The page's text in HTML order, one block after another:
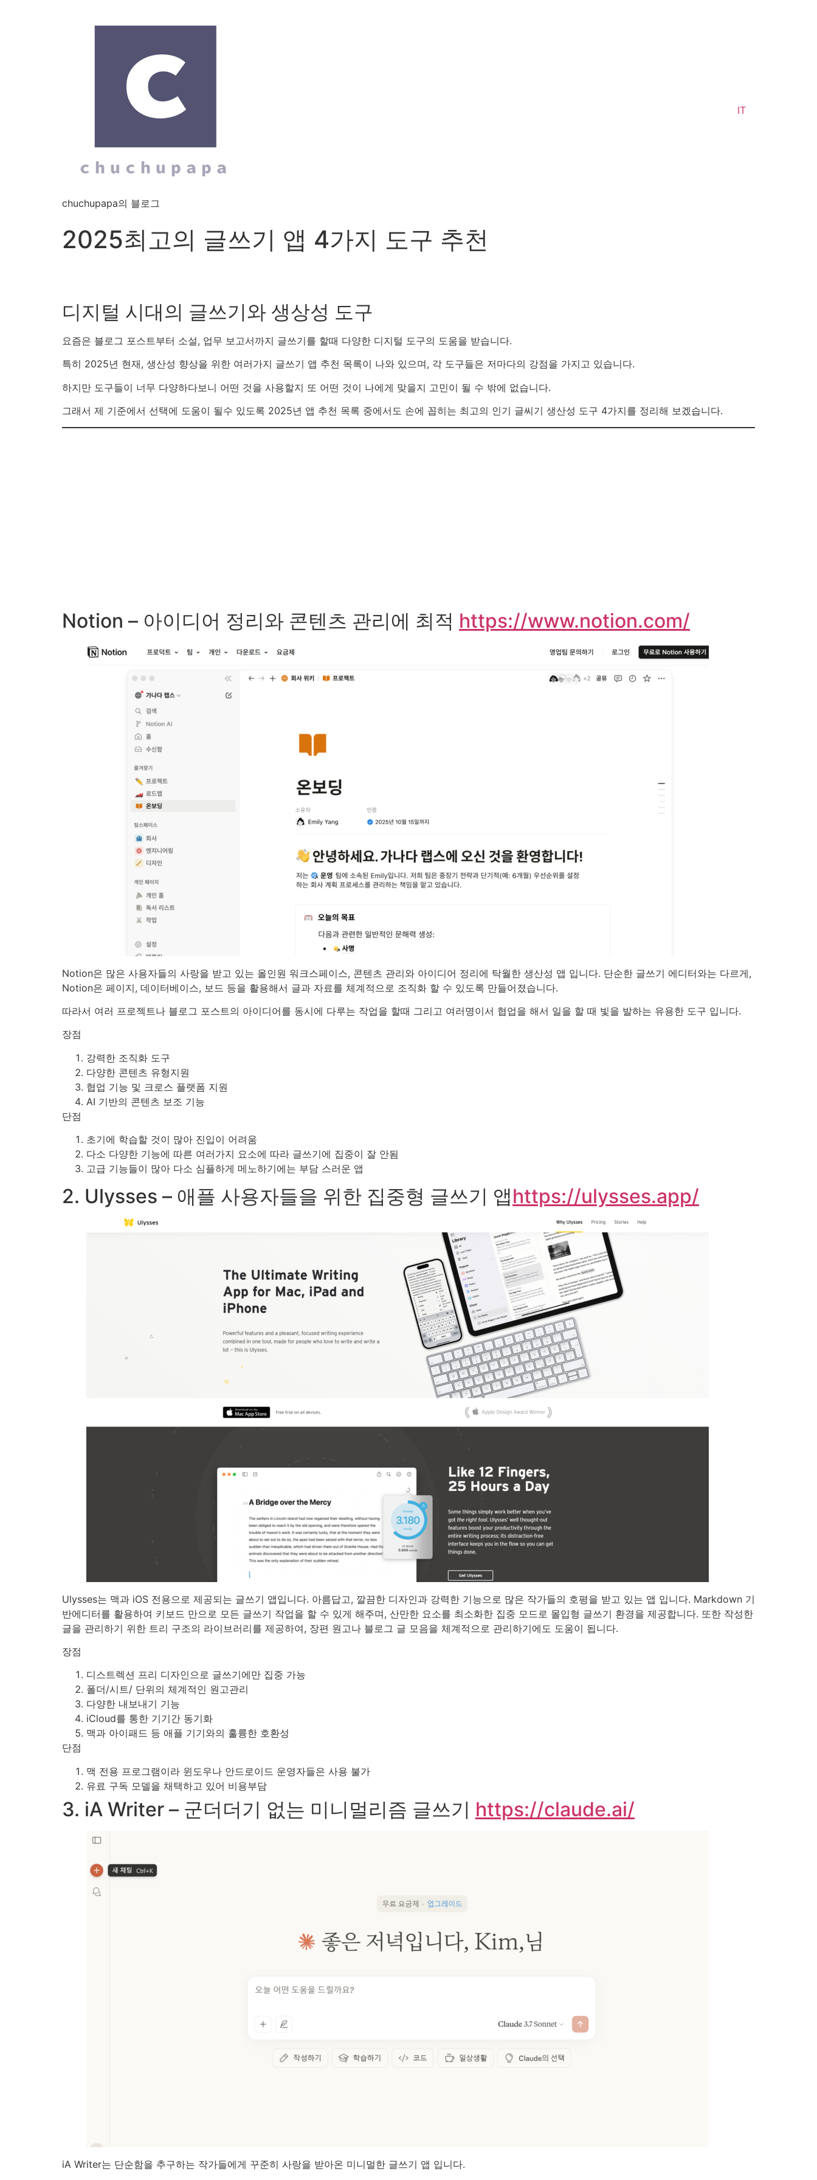
chuchupapa의 블로그
IT
2025최고의 글쓰기 앱 4가지 도구 추천
디지털 시대의 글쓰기와 생상성 도구
요즘은 블로그 포스트부터 소설, 업무 보고서까지 글쓰기를 할때 다양한 디지털 도구의 도움을 받습니다.
특히 2025년 현재, 생산성 향상을 위한 여러가지 글쓰기 앱 추천 목록이 나와 있으며, 각 도구들은 저마다의 강점을 가지고 있습니다.
하지만 도구들이 너무 다양하다보니 어떤 것을 사용할지 또 어떤 것이 나에게 맞을지 고민이 될 수 밖에 없습니다.
그래서 제 기준에서 선택에 도움이 될수 있도록 2025년 앱 추천 목록 중에서도 손에 꼽히는 최고의 인기 글씨기 생산성 도구 4가지를 정리해 보겠습니다.
Notion – 아이디어 정리와 콘텐츠 관리에 최적 https://www.notion.com/
Notion은 많은 사용자들의 사랑을 받고 있는 올인원 워크스페이스, 콘텐츠 관리와 아이디어 정리에 탁월한 생산성 앱 입니다. 단순한 글쓰기 에디터와는 다르게,
Notion은 페이지, 데이터베이스, 보드 등을 활용해서 글과 자료를 체계적으로 조직화 할 수 있도록 만들어졌습니다.
따라서 여러 프로젝트나 블로그 포스트의 아이디어를 동시에 다루는 작업을 할때 그리고 여러명이서 협업을 해서 일을 할 때 빛을 발하는 유용한 도구 입니다.
장점
강력한 조직화 도구
다양한 콘텐츠 유형지원
협업 기능 및 크로스 플랫폼 지원
AI 기반의 콘텐츠 보조 기능
단점
초기에 학습할 것이 많아 진입이 어려움
다소 다양한 기능에 따른 여러가지 요소에 따라 글쓰기에 집중이 잘 안됨
고급 기능들이 많아 다소 심플하게 메노하기에는 부담 스러운 앱
2. Ulysses – 애플 사용자들을 위한 집중형 글쓰기 앱https://ulysses.app/
Ulysses는 맥과 iOS 전용으로 제공되는 글쓰기 앱입니다. 아름답고, 깔끔한 디자인과 강력한 기능으로 많은 작가들의 호평을 받고 있는 앱 입니다. Markdown 기
반에디터를 활용하여 키보드 만으로 모든 글쓰기 작업을 할 수 있게 해주며, 산만한 요소를 최소화한 집중 모드로 몰입형 글쓰기 환경을 제공합니다. 또한 작성한
글을 관리하기 위한 트리 구조의 라이브러리를 제공하여, 장편 원고나 블로그 글 모음을 체계적으로 관리하기에도 도움이 됩니다.
장점
디스트렉션 프리 디자인으로 글쓰기에만 집중 가능
폴더/시트/ 단위의 체계적인 원고관리
다양한 내보내기 기능
iCloud를 통한 기기간 동기화
맥과 아이패드 등 애플 기기와의 훌륭한 호환성
단점
맥 전용 프로그램이라 윈도우나 안드로이드 운영자들은 사용 불가
유료 구독 모델을 채택하고 있어 비용부담
3. iA Writer – 군더더기 없는 미니멀리즘 글쓰기 https://claude.ai/
iA Writer는 단순함을 추구하는 작가들에게 꾸준히 사랑을 받아온 미니멀한 글쓰기 앱 입니다.